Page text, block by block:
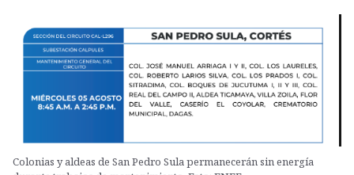
Colonias y aldeas de San Pedro Sula permanecerán sin energía